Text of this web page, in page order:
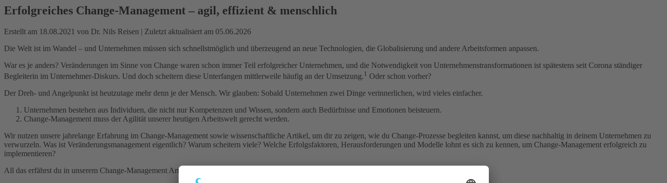
Erfolgreiches Change-Management – agil, effizient & menschlich
Erstellt am 18.08.2021 von Dr. Nils Reisen | Zuletzt aktualisiert am 05.06.2026
Die Welt ist im Wandel – und Unternehmen müssen sich schnellstmöglich und überzeugend an neue Technologien, die Globalisierung und andere Arbeitsformen anpassen.
War es je anders? Veränderungen im Sinne von Change waren schon immer Teil erfolgreicher Unternehmen, und die Notwendigkeit von Unternehmenstransformationen ist spätestens seit Corona ständiger
Begleiterin im Unternehmer-Diskurs. Und doch scheitern diese Unterfangen mittlerweile häufig an der Umsetzung.1 Oder schon vorher?
Der Dreh- und Angelpunkt ist heutzutage mehr denn je der Mensch. Wir glauben: Sobald Unternehmen zwei Dinge verinnerlichen, wird vieles einfacher.
Unternehmen bestehen aus Individuen, die nicht nur Kompetenzen und Wissen, sondern auch Bedürfnisse und Emotionen beisteuern.
Change-Management muss der Agilität unserer heutigen Arbeitswelt gerecht werden.
Wir nutzen unsere jahrelange Erfahrung im Change-Management sowie wissenschaftliche Artikel, um dir zu zeigen, wie du Change-Prozesse begleiten kannst, um diese nachhaltig in deinem Unternehmen zu
verwurzeln. Was ist Veränderungsmanagement eigentlich? Warum scheitern viele? Welche Erfolgsfaktoren, Herausforderungen und Modelle lohnt es sich zu kennen, um Change-Management erfolgreich zu
implementieren?
All das erfährst du in unserem Change-Management Artikel. Viel Spass beim Lesen!